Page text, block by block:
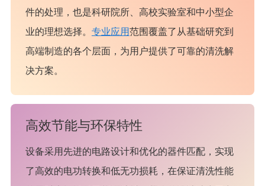
件的处理，也是科研院所、高校实验室和中小型企
业的理想选择。 专业应用范围覆盖了从基础研究到
高端制造的各个层面，为用户提供了可靠的清洗解
决方案。
高效节能与环保特性
设备采用先进的电路设计和优化的器件匹配，实现
了高效的电功转换和低无功损耗，在保证清洗性能